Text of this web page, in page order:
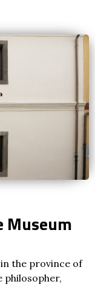
Museum
the province of
philosopher,